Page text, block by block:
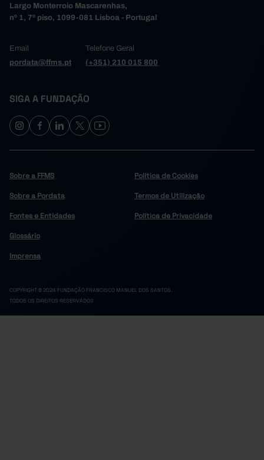
Largo Monterroio Mascarenhas,
nº 1, 7º piso, 1099-081 Lisboa - Portugal
Email
pordata@ffms.pt
Telefone Geral
(+351) 210 015 800
SIGA A FUNDAÇÃO
Sobre a FFMS
Sobre a Pordata
Fontes e Entidades
Glossário
Imprensa
Política de Cookies
Termos de Utilização
Política de Privacidade
COPYRIGHT © 2024 FUNDAÇÃO FRANCISCO MANUEL DOS SANTOS.
TODOS OS DIREITOS RESERVADOS